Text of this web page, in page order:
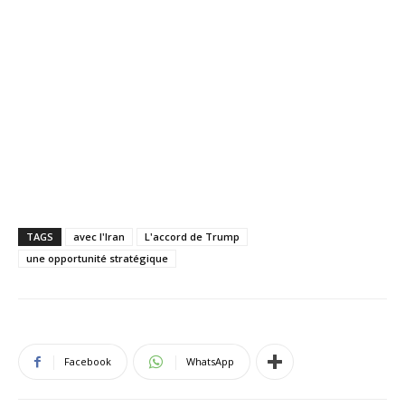
TAGS avec l'Iran
L'accord de Trump
une opportunité stratégique
Facebook WhatsApp